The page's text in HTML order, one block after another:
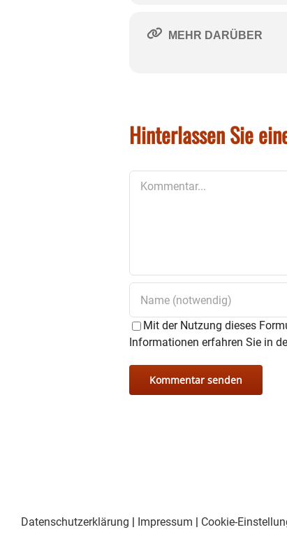
MEHR DARÜBER
Hinterlassen Sie
Mit der Nutzung dieses
Informationen erfahren Sie in
Datenschutzerklärung | Impressum | Cookie-